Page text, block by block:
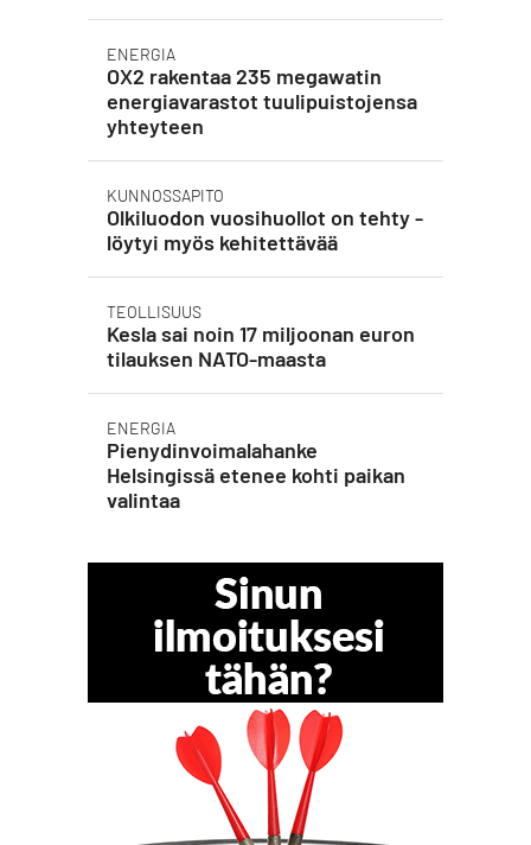
ENERGIA
OX2 rakentaa 235 megawatin
energiavarastot tuulipuistojensa
yhteyteen
KUNNOSSAPITO
Olkiluodon vuosihuollot on tehty -
löytyi myös kehitettävää
TEOLLISUUS
Kesla sai noin 17 miljoonan euron
tilauksen NATO-maasta
ENERGIA
Pienydinvoimalahanke
Helsingissä etenee kohti paikan
valintaa